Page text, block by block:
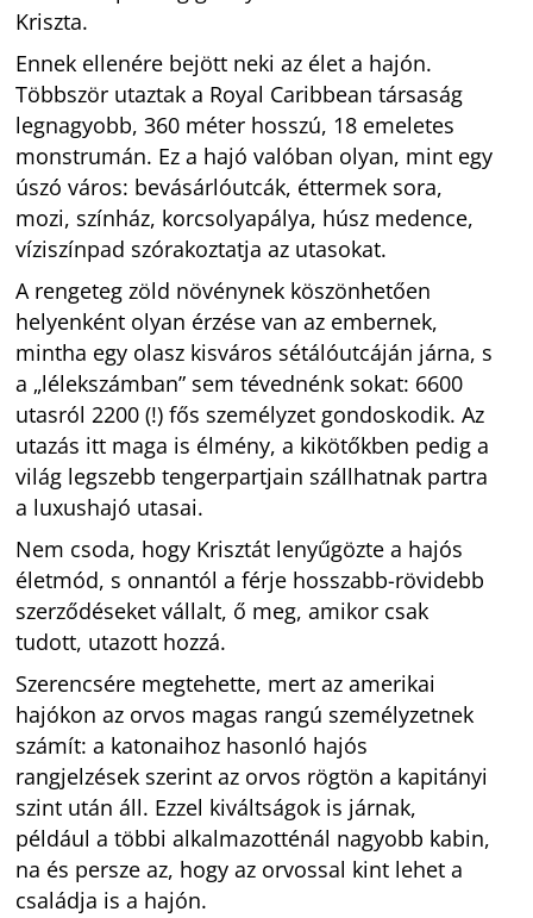
Kriszta.
Ennek ellenére bejött neki az élet a hajón.
Többször utaztak a Royal Caribbean társaság
legnagyobb, 360 méter hosszú, 18 emeletes
monstrumán. Ez a hajó valóban olyan, mint egy
úszó város: bevásárlóutcák, éttermek sora,
mozi, színház, korcsolyapálya, húsz medence,
víziszínpad szórakoztatja az utasokat.
A rengeteg zöld növénynek köszönhetően
helyenként olyan érzése van az embernek,
mintha egy olasz kisváros sétálóutcáján járna, s
a „lélekszámban” sem tévednénk sokat: 6600
utasról 2200 (!) fős személyzet gondoskodik. Az
utazás itt maga is élmény, a kikötőkben pedig a
világ legszebb tengerpartjain szállhatnak partra
a luxushajó utasai.
Nem csoda, hogy Krisztát lenyűgözte a hajós
életmód, s onnantól a férje hosszabb-rövidebb
szerződéseket vállalt, ő meg, amikor csak
tudott, utazott hozzá.
Szerencsére megtehette, mert az amerikai
hajókon az orvos magas rangú személyzetnek
számít: a katonaihoz hasonló hajós
rangjelzések szerint az orvos rögtön a kapitányi
szint után áll. Ezzel kiváltságok is járnak,
például a többi alkalmazotténál nagyobb kabin,
na és persze az, hogy az orvossal kint lehet a
családja is a hajón.